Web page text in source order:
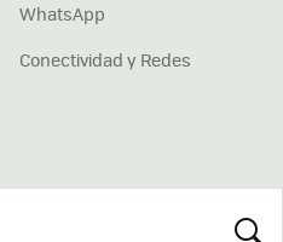
WhatsApp
Conectividad y Redes